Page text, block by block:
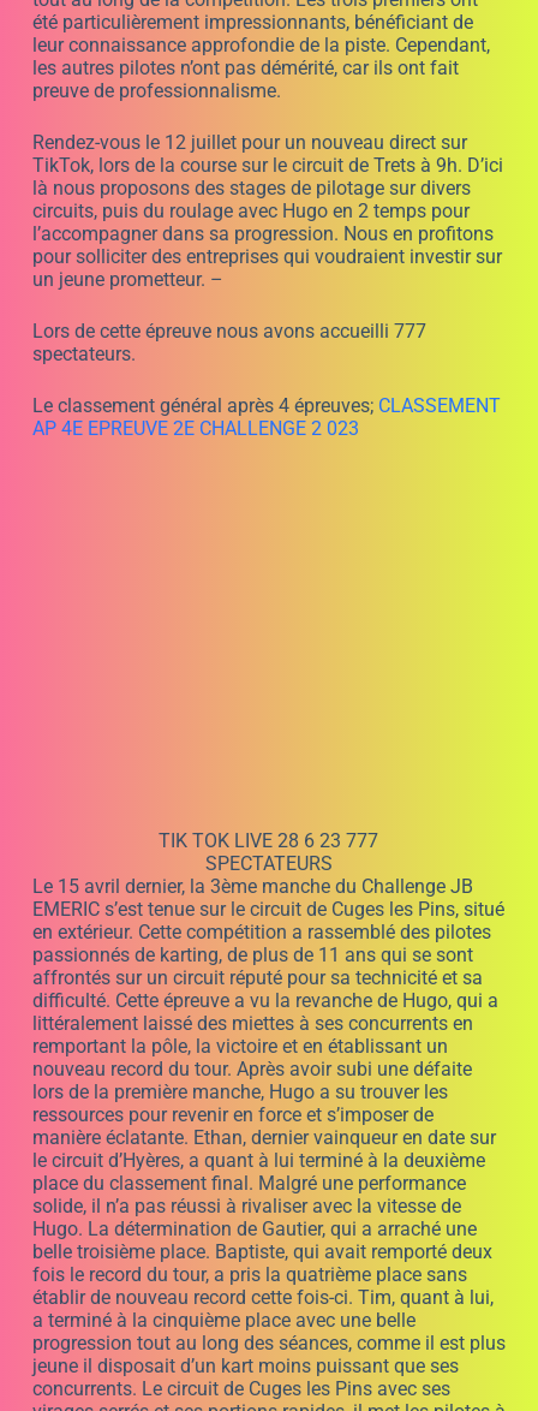
Lors de cette épreuve nous avons accueilli 777
spectateurs.
AP 4E EPREUVE 2E CHALLENGE 2 023
TIK TOK LIVE 28 6 23 777
SPECTATEURS
Le 15 avril dernier, la 3ème manche du Challenge JB
en extérieur. Cette compétition a rassemblé des pilotes
passionnés de karting, de plus de 11 ans qui se sont
affrontés sur un circuit réputé pour sa technicité et sa
difficulté. Cette épreuve a vu la revanche de Hugo, qui a
littéralement laissé des miettes à ses concurrents en
remportant la pôle, la victoire et en établissant un
participants. En conclusion, la 3ème épreuve du
Challenge JB EMERIC a été riche en rebondissements et
en performances remarquables. Félicitations à Hugo
pour sa victoire éclatante et à tous les pilotes pour leur
participation et leur engagement sur un circuit aussi
exigeant que celui de Cuges les Pins. Nous attendons
avec impatience la prochaine manche de cette
compétition passionnante le 13 mai 2 023 !
CLASSEMENT 2è CHALLENGE JB EMERIC apres 3 course
La deuxième course sur le circuit de Hyères.
Les images sur notre chaîne YOU TUBE ;
Comme pour la première course certains petits sont
venus au coaching personnalisé d’avant course et ont
pu briller en suite.
Au programme, deux séances d’essais libres avec
beaucoup de changements de leader. La séance
qualificative a été remportée par Tristann qui a été au-